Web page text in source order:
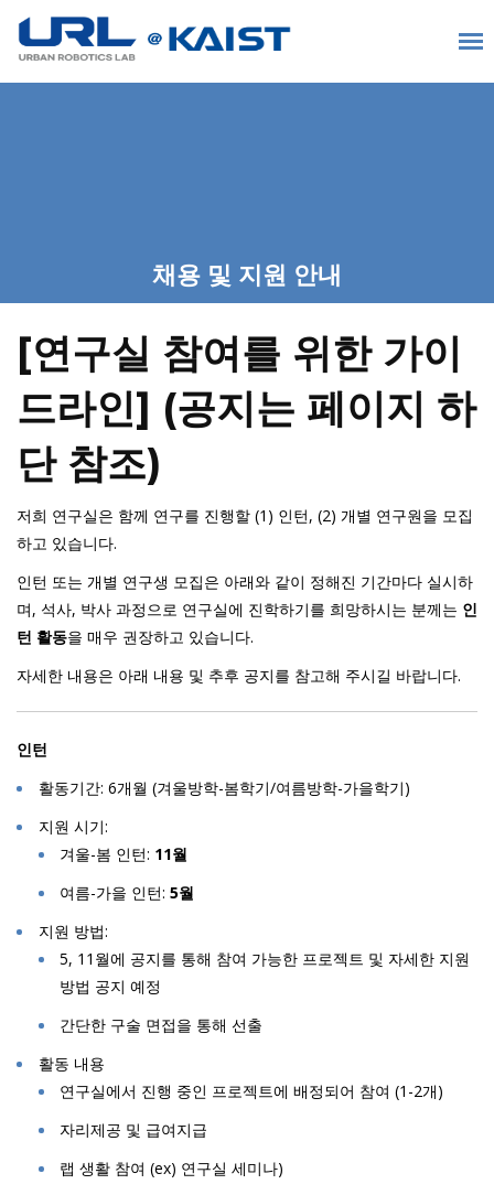
채용 및 지원 안내
[연구실 참여를 위한 가이
드라인] (공지는 페이지 하
단 참조)
저희 연구실은 함께 연구를 진행할 (1) 인턴, (2) 개별 연구원을 모집
하고 있습니다.
인턴 또는 개별 연구생 모집은 아래와 같이 정해진 기간마다 실시하
며, 석사, 박사 과정으로 연구실에 진학하기를 희망하시는 분께는 인
턴 활동을 매우 권장하고 있습니다.
자세한 내용은 아래 내용 및 추후 공지를 참고해 주시길 바랍니다.
인턴
활동기간: 6개월 (겨울방학-봄학기/여름방학-가을학기)
지원 시기:
겨울-봄 인턴: 11월
여름-가을 인턴:5월
지원 방법:
5, 11월에 공지를 통해 참여 가능한 프로젝트 및 자세한 지원
방법 공지 예정
간단한 구술 면접을 통해 선출
활동 내용
연구실에서 진행 중인 프로젝트에 배정되어 참여 (1-2개)
자리제공 및 급여지급
랩 생활 참여 (ex) 연구실 세미나)